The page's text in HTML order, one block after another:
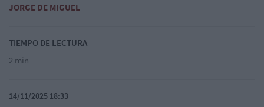
JORGE DE MIGUEL
TIEMPO DE LECTURA
2 min
14/11/2025 18:33